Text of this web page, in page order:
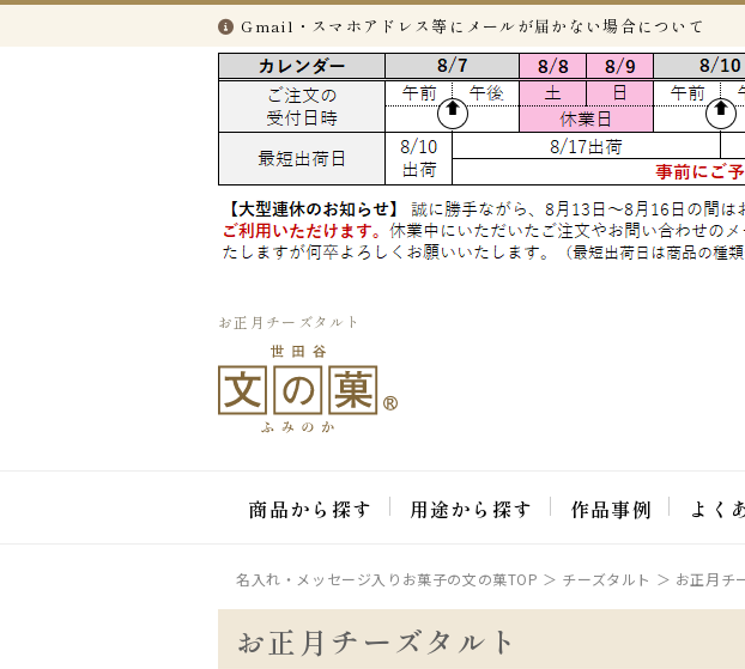
Gmail・スマホアドレス等にメールが届かない場合について
お正月チーズタルト
商品から探す 用途から探す 作品事例 よく
名入れ・メッセージ入りお菓子の文の菓TOP チーズタルト お正月チ
お正月チーズタルト